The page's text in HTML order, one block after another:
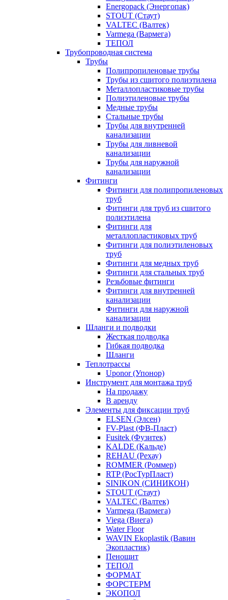
Energopack (Энергопак)
STOUT (Стаут)
VALTEC (Валтек)
Varmega (Вармега)
ТЕПОЛ
Трубопроводная система
Трубы
Полипропиленовые трубы
Трубы из сшитого полиэтилена
Металлопластиковые трубы
Полиэтиленовые трубы
Медные трубы
Стальные трубы
Трубы для внутренней
канализации
Трубы для ливневой
канализации
Трубы для наружной
канализации
Фитинги
Фитинги для полипропиленовых
труб
Фитинги для труб из сшитого
полиэтилена
Фитинги для
металлопластиковых труб
Фитинги для полиэтиленовых
труб
Фитинги для медных труб
Фитинги для стальных труб
Резьбовые фитинги
Фитинги для внутренней
канализации
Фитинги для наружной
канализации
Шланги и подводки
Жесткая подводка
Гибкая подводка
Шланги
Теплотрассы
Uponor (Упонор)
Инструмент для монтажа труб
На продажу
В аренду
Элементы для фиксации труб
ELSEN (Элсен)
FV-Plast (ФВ-Пласт)
Fusitek (Фузитек)
KALDE (Кальде)
REHAU (Рехау)
ROMMER (Роммер)
RTP (РосТурПласт)
SINIKON (СИНИКОН)
STOUT (Стаут)
VALTEC (Валтек)
Varmega (Вармега)
Viega (Виега)
Water Floor
WAVIN Ekoplastik (Вавин
Экопластик)
Пенощит
ТЕПОЛ
ФОРМАТ
ФОРСТЕРМ
ЭКОПОЛ